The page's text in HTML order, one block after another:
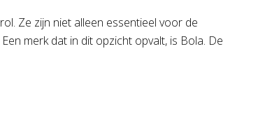
Ze zijn niet alleen essentieel voor de
merk dat in dit opzicht opvalt, is Bola. De